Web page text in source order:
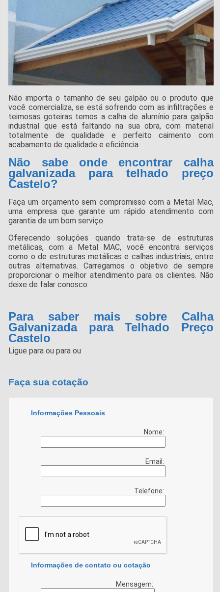
Não importa o tamanho de seu galpão ou o produto que
você comercializa, se está sofrendo com as infiltrações e
teimosas goteiras temos a calha de alumínio para galpão
industrial que está faltando na sua obra, com material
totalmente de qualidade e perfeito caimento com
acabamento de qualidade e eficiência.
Não sabe onde encontrar calha
galvanizada para telhado preço
Castelo?
Faça um orçamento sem compromisso com a Metal Mac,
uma empresa que garante um rápido atendimento com
garantia de um bom serviço.
Oferecendo soluções quando trata-se de estruturas
metálicas, com a Metal MAC, você encontra serviços
como o de estruturas metálicas e calhas industriais, entre
outras alternativas. Carregamos o objetivo de sempre
proporcionar o melhor atendimento para os clientes. Não
deixe de falar conosco.
Para saber mais sobre Calha
Galvanizada para Telhado Preço
Castelo
Ligue paraou paraou
Faça sua cotação
Informações Pessoais
Nome:
Email:
Telefone:
Informações de contato ou cotação
Mensagem: